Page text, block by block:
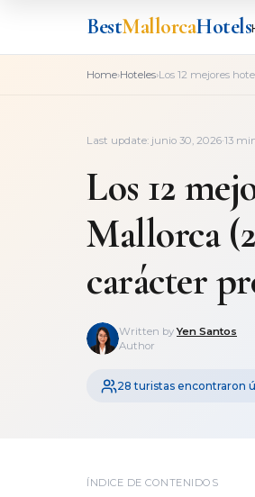
BestMallorcaHotels
Home›Hoteles›Los 12 mejores
Last update: junio 30, 2026·13
Los 12
Mallorca
carácter
Written byYen Santos
Author
28 turistas encontraron
ÍNDICE DE CONTENIDOS